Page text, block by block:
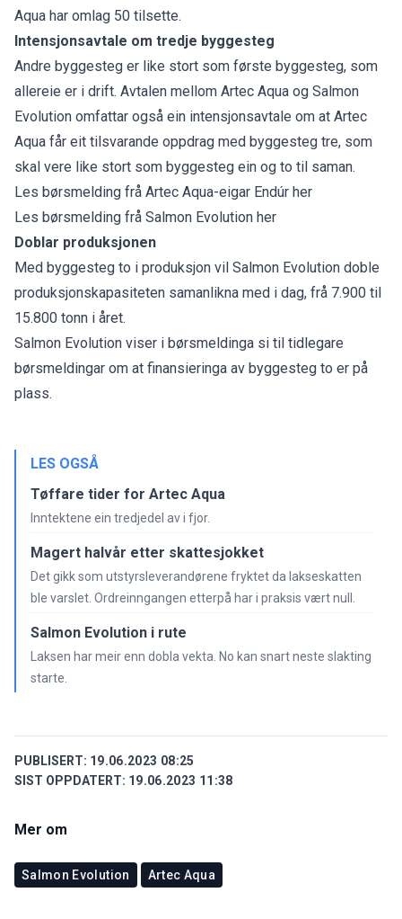
Aqua har omlag 50 tilsette.
Intensjonsavtale om tredje byggesteg
Andre byggesteg er like stort som første byggesteg, som
allereie er i drift. Avtalen mellom Artec Aqua og Salmon
Evolution omfattar også ein intensjonsavtale om at Artec
Aqua får eit tilsvarande oppdrag med byggesteg tre, som
skal vere like stort som byggesteg ein og to til saman.
Les børsmelding frå Artec Aqua-eigar Endúr her
Les børsmelding frå Salmon Evolution her
Doblar produksjonen
Med byggesteg to i produksjon vil Salmon Evolution doble
produksjonskapasiteten samanlikna med i dag, frå 7.900 til
15.800 tonn i året.
Salmon Evolution viser i børsmeldinga si til tidlegare
børsmeldingar om at finansieringa av byggesteg to er på
plass.
LES OGSÅ
Tøffare tider for Artec Aqua
Inntektene ein tredjedel av i fjor.
Magert halvår etter skattesjokket
Det gikk som utstyrsleverandørene fryktet da lakseskatten
ble varslet. Ordreinngangen etterpå har i praksis vært null.
Salmon Evolution i rute
Laksen har meir enn dobla vekta. No kan snart neste slakting
starte.
PUBLISERT: 19.06.2023 08:25
SIST OPPDATERT: 19.06.2023 11:38
Mer om
Salmon Evolution Artec Aqua